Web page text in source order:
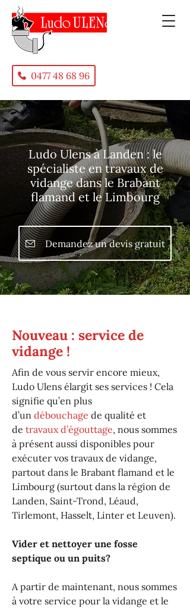
0477 48 68 96
Ludo Ulens à Landen : le
spécialiste en travaux de
vidange dans le Brabant
flamand et le Limbourg
Demandez un devis gratuit
Nouveau : service de
vidange !
Afin de vous servir encore mieux,
Ludo Ulens élargit ses services ! Cela
signifie qu’en plus
d’un débouchage de qualité et
de travaux d’égouttage, nous sommes
à présent aussi disponibles pour
exécuter vos travaux de vidange,
partout dans le Brabant flamand et le
Limbourg (surtout dans la région de
Landen, Saint-Trond, Léaud,
Tirlemont, Hasselt, Linter et Leuven).
Vider et nettoyer une fosse
septique ou un puits?
A partir de maintenant, nous sommes
à votre service pour la vidange et le